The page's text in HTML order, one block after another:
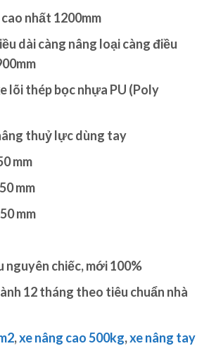
nhất 1200mm
dài càng nâng loại càng điều
lõi thép bọc nhựa PU (Poly
thuỷ lực dùng tay
mm
mm
mm
nguyên chiếc, mới 100%
12 tháng theo tiêu chuẩn nhà
,xe nâng cao 500kg,xe nâng tay